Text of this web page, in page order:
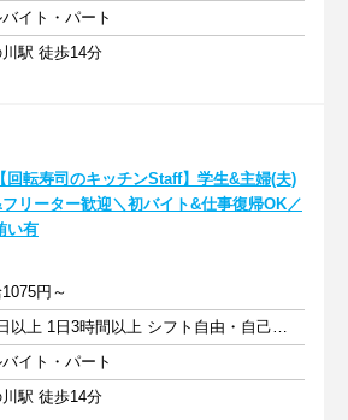
イト・パート
駅 徒歩14分
【回転寿司のキッチンStaff】学生&主婦(夫)
リーター歓迎＼初バイト&仕事復帰OK／
い有
円～
週1日以上 1日3時間以上 シフト自由・自己申告
イト・パート
駅 徒歩14分